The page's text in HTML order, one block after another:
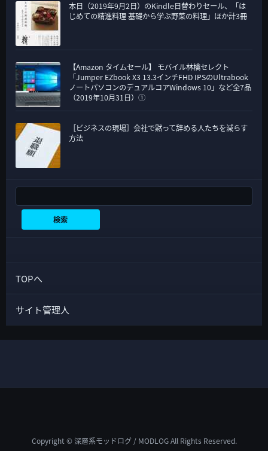
本日（2019年9月2日）のKindle日替わりセール、「は
じめての精進料理 基礎から学ぶ野菜の料理」ほか計3冊
【Amazon タイムセール】 モバイル林檎セレクト
「Jumper EZbook X3 13.3インチFHD IPSのUltrabook
ノートパソコンのデュアルコアWindows 10」など全7品
（2019年10月31日）①
［ビジネスの現場］会社で黙って辞める人たちを減らす
方法
検索
TOPへ
サイト管理人
Copyright © 深層系モッドログ / MODLOG All Rights Reserved.